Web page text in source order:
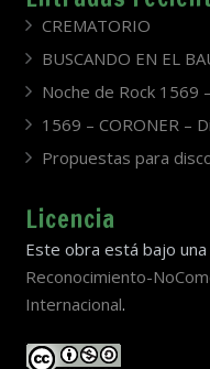
CREMATORIO
BUSCANDO EN EL
Noche de Rock 1569
1569 – CORONER –
Propuestas para
Licencia
Este obra está bajo una
Reconocimiento-
Internacional.